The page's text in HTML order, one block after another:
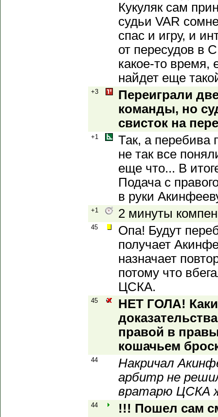
Кукуляк сам
судьи VAR
спас и игру, и
от пересудов в
какое-то время,
найдет еще
+3
Переиграли
команды, но
свисток на
+1
Так, а перебива
не так все
еще что... В
Подача с
в руки
+1 2 минуты
45
Опа! Будут
получает
назначает
потому что
ЦСКА.
45
НЕТ ГОЛА!
правой в
кошачьем
44
Накричал
арбитр не
вратарю ЦСКА
44
!!! Пошел сам